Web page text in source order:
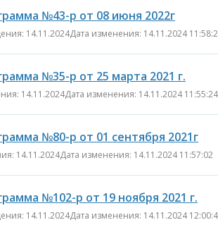
бюджетной
К сведению
№43-р от 08 июня 2022г
14.11.2024Дата изменения: 14.11.2024
№35-р от 25 марта 2021 г.
14.11.2024Дата изменения: 14.11.2024 11:55:24
№80-р от 01 сентября 2021г
14.11.2024Дата изменения: 14.11.2024 11:57:02
№102-р от 19 ноября 2021 г.
14.11.2024Дата изменения: 14.11.2024